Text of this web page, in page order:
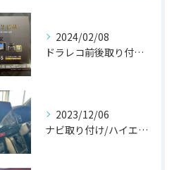
2024/02/08
ドラレコ前後取り付け/愛知県/豊橋市
2023/12/06
ナビ取り付け/ハイエース/愛知県/豊橋市